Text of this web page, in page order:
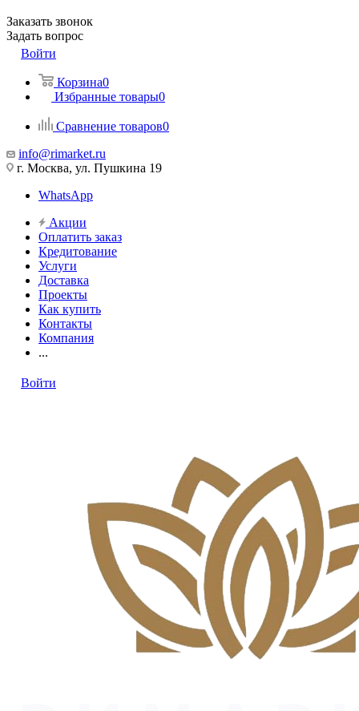
Заказать звонок
Задать вопрос
Войти
Корзина0
Избранные товары0
Сравнение товаров0
info@rimarket.ru
г. Москва, ул. Пушкина 19
WhatsApp
Акции
Оплатить заказ
Кредитование
Услуги
Доставка
Проекты
Как купить
Контакты
Компания
...
Войти